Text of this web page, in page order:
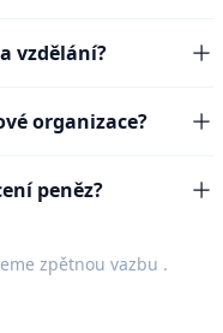
vzdělání?
organizace?
peněz?
zpětnou vazbu .